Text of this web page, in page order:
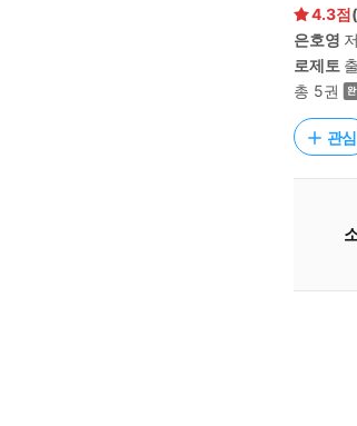
4.3
은호영
로제토
총 5권
관심